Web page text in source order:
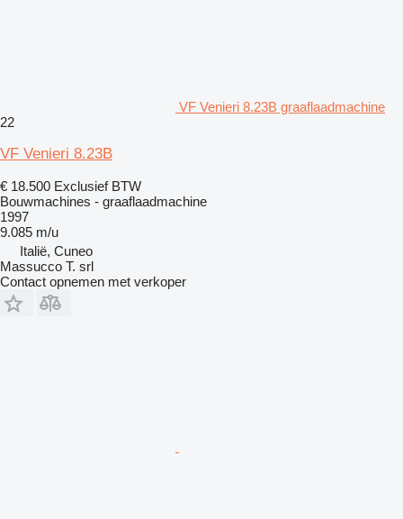
VF Venieri 8.23B graaflaadmachine
22
VF Venieri 8.23B
€ 18.500 Exclusief BTW
Bouwmachines - graaflaadmachine
1997
9.085 m/u
Italië, Cuneo
Massucco T. srl
Contact opnemen met verkoper